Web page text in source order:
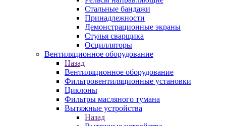
Стальные бандажи
Принадлежности
Демонстрационные экраны
Стулья сварщика
Осцилляторы
Вентиляционное оборудование
Назад
Вентиляционное оборудование
Фильтровентиляционные установки
Циклоны
Фильтры масляного тумана
Вытяжные устройства
Назад